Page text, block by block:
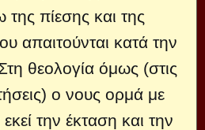
πίεσης και της
απαιτούνται κατά την
θεολογία όμως (στις
ο νους ορμά με
την έκταση και την